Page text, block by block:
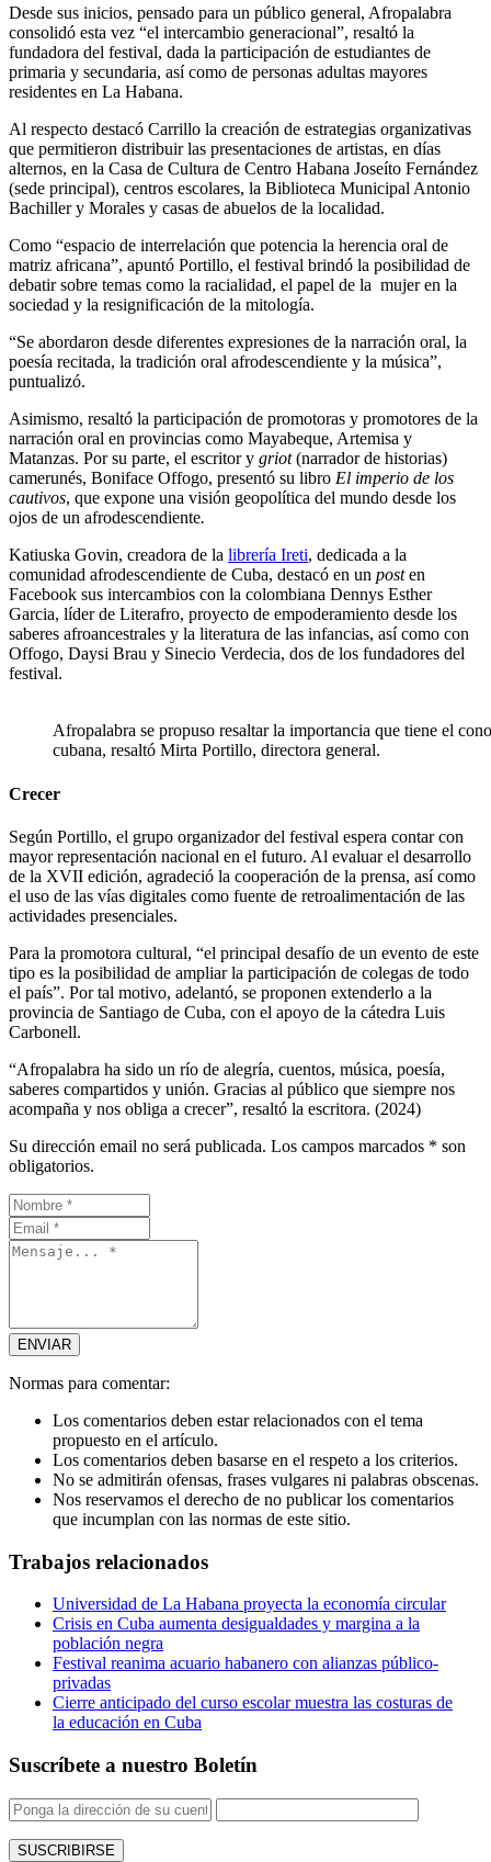
Desde sus inicios, pensado para un público general, Afropalabra
consolidó esta vez “el intercambio generacional”, resaltó la
fundadora del festival, dada la participación de estudiantes de
primaria y secundaria, así como de personas adultas mayores
residentes en La Habana.
Al respecto destacó Carrillo la creación de estrategias organizativas
que permitieron distribuir las presentaciones de artistas, en días
alternos, en la Casa de Cultura de Centro Habana Joseíto Fernández
(sede principal), centros escolares, la Biblioteca Municipal Antonio
Bachiller y Morales y casas de abuelos de la localidad.
Como “espacio de interrelación que potencia la herencia oral de
matriz africana”, apuntó Portillo, el festival brindó la posibilidad de
debatir sobre temas como la racialidad, el papel de la mujer en la
sociedad y la resignificación de la mitología.
“Se abordaron desde diferentes expresiones de la narración oral, la
poesía recitada, la tradición oral afrodescendiente y la música”,
puntualizó.
Asimismo, resaltó la participación de promotoras y promotores de la
narración oral en provincias como Mayabeque, Artemisa y
Matanzas. Por su parte, el escritor y griot(narrador de historias)
camerunés, Boniface Offogo, presentó su libro El imperio de los
cautivos, que expone una visión geopolítica del mundo desde los
ojos de un afrodescendiente.
Katiuska Govin, creadora de la librería Ireti, dedicada a la
comunidad afrodescendiente de Cuba, destacó en un posten
Facebook sus intercambios con la colombiana Dennys Esther
Garcia, líder de Literafro, proyecto de empoderamiento desde los
saberes afroancestrales y la literatura de las infancias, así como con
Offogo, Daysi Brau y Sinecio Verdecia, dos de los fundadores del
festival.
Afropalabra se propuso resaltar la importancia que tiene el
cubana, resaltó Mirta Portillo, directora general.
Crecer
Según Portillo, el grupo organizador del festival espera contar con
mayor representación nacional en el futuro. Al evaluar el desarrollo
de la XVII edición, agradeció la cooperación de la prensa, así como
el uso de las vías digitales como fuente de retroalimentación de las
actividades presenciales.
Para la promotora cultural, “el principal desafío de un evento de este
tipo es la posibilidad de ampliar la participación de colegas de todo
el país”. Por tal motivo, adelantó, se proponen extenderlo a la
provincia de Santiago de Cuba, con el apoyo de la cátedra Luis
Carbonell.
“Afropalabra ha sido un río de alegría, cuentos, música, poesía,
saberes compartidos y unión. Gracias al público que siempre nos
acompaña y nos obliga a crecer”, resaltó la escritora. (2024)
Su dirección email no será publicada. Los campos marcados * son
obligatorios.
Normas para comentar:
Los comentarios deben estar relacionados con el tema
propuesto en el artículo.
Los comentarios deben basarse en el respeto a los criterios.
No se admitirán ofensas, frases vulgares ni palabras obscenas.
Nos reservamos el derecho de no publicar los comentarios
que incumplan con las normas de este sitio.
Trabajos relacionados
Universidad de La Habana proyecta la economía circular
Crisis en Cuba aumenta desigualdades y margina a la
población negra
Festival reanima acuario habanero con alianzas público-
privadas
Cierre anticipado del curso escolar muestra las costuras de
la educación en Cuba
Suscríbete a nuestro Boletín